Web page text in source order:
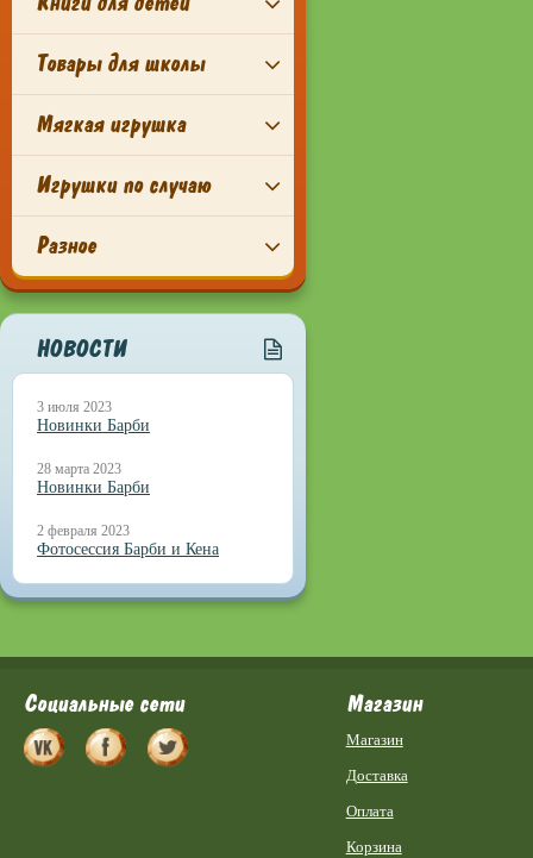
Товары для школы
Мягкая игрушка
Игрушки по случаю
Разное
НОВОСТИ
3 июля 2023
Новинки Барби
28 марта 2023
Новинки Барби
2 февраля 2023
Фотосессия Барби и Кена
Социальные сети Магазин
Магазин
Доставка
Оплата
Корзина